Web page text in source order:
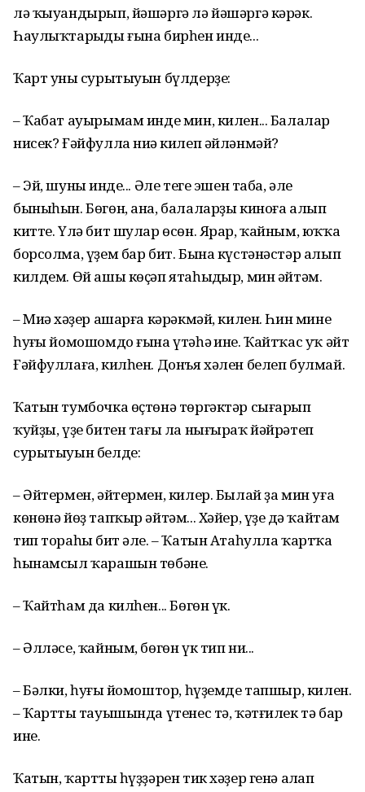
лә ҡыуандырып, йәшәргә лә йәшәргә кәрәк.
Һаулыҡтарыңды ғына бирһен инде...
Ҡарт уның сурытыуын бүлдерҙе:
– Ҡабат ауырымам инде мин, килен... Балалар
нисек? Ғәйфулла ниңә килеп әйләнмәй?
– Эй, шуның инде... Әле теге эшен таба, әле
быныһын. Бөгөн, ана, балаларҙы киноға алып
китте. Үлә бит шулар өсөн. Ярар, ҡайным, юҡҡа
борсолма, үҙем бар бит. Бына күстәнәстәр алып
килдем. Өй ашы көҫәп ятаһыңдыр, мин әйтәм.
– Миңә хәҙер ашарға кәрәкмәй, килен. Һин минең
һуңғы йомошомдо ғына үтәһәң ине. Ҡайтҡас уҡ әйт
Ғәйфуллаға, килһен. Донъя хәлен белеп булмай.
Ҡатын тумбочка өҫтөнә төргәктәр сығарып
ҡуйҙы, үҙе битен тағы ла нығыраҡ йәйрәтеп
сурытыуын белде:
– Әйтермен, әйтермен, килер. Былай ҙа мин уға
көнөнә йөҙ тапҡыр әйтәм... Хәйер, үҙең дә ҡайтам
тип тораһың бит әле. – Ҡатын Атаһулла ҡартҡа
һынамсыл ҡарашын төбәне.
– Ҡайтһам да килһен... Бөгөн үк.
– Әлләсе, ҡайным, бөгөн үк тип ни...
– Бәлки, һуңғы йомоштор, һүҙемде тапшыр, килен.
– Ҡарттың тауышында үтенес тә, ҡәтғилек тә бар
ине.
Ҡатын, ҡарттың һүҙҙәрен тик хәҙер генә аңлап